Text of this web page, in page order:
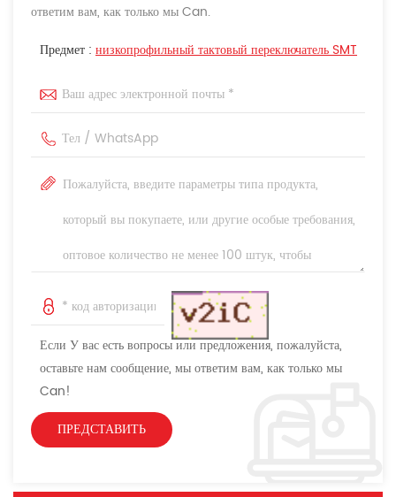
ответим вам, как только мы Can.
Предмет : низкопрофильный тактовый переключатель SMT
Если У вас есть вопросы или предложения, пожалуйста,
оставьте нам сообщение, мы ответим вам, как только мы
Can!